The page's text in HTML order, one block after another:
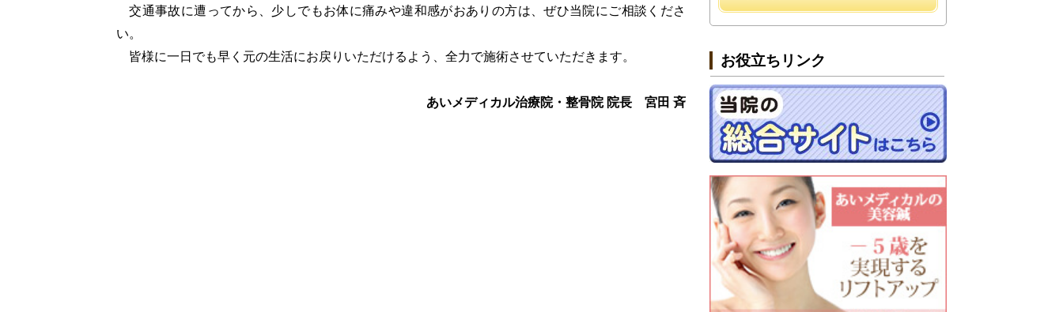
交通事故に遭ってから、少しでもお体に痛みや違和感がおありの方は、ぜひ当院にご相談くださ
い。
皆様に一日でも早く元の生活にお戻りいただけるよう、全力で施術させていただきます。
あいメディカル治療院・整骨院 院長 宮田 斉
お役立ちリンク